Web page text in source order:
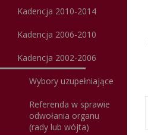
Kadencja 2010-2014
Kadencja 2006-2010
Kadencja 2002-2006
Wybory uzupełniające
Referenda w sprawie
odwołania organu
(rady lub wójta)